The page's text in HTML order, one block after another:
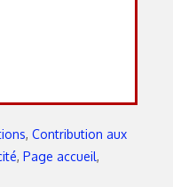
, Contribution aux
, Page accueil,